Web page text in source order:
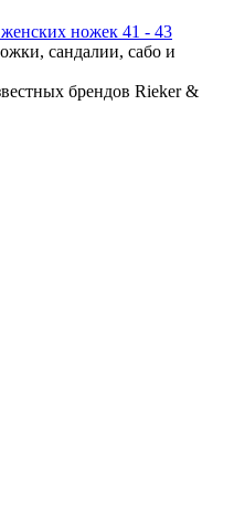
ножек 41 - 43
сандалии, сабо и
брендов Rieker &